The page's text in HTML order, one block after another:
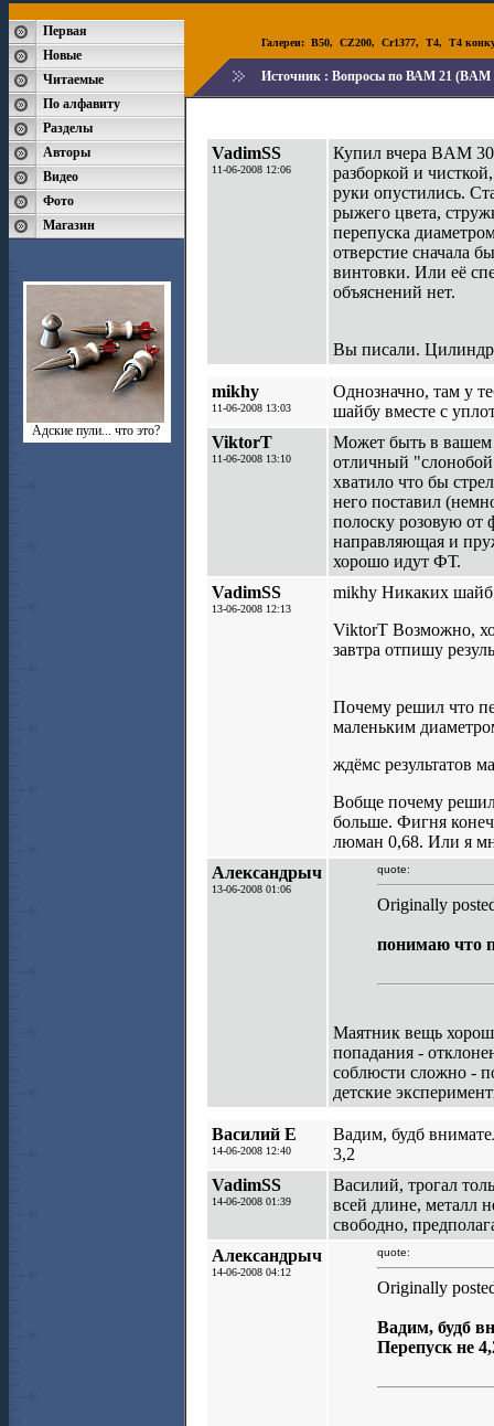
Первая
Новые
Читаемые
По алфавиту
Разделы
Авторы
Видео
Фото
Магазин
Адские пули... что это?
Галереи: B50, CZ200, Cr1377, T4, T4
Источник : Вопросы по ВАМ 21 (BAM
VadimSS
11-06-2008 12:06
Купил вчера BAM
разборкой и
руки опустились.
рыжего цвета,
перепуска
отверстие сначала
винтовки. Или её
объяснений нет.
Вы писали.
mikhy
11-06-2008 13:03
Однозначно, там у
шайбу вместе с
ViktorT
11-06-2008 13:10
Может быть в вашем
отличный
хватило что бы
него поставил
полоску розовую от
направляющая и
хорошо идут ФТ.
VadimSS
13-06-2008 12:13
mikhy Никаких шайб
ViktorT Возможно,
завтра отпишу
Почему решил что
маленьким
ждёмс результатов
Вобще почему
больше. Фигня
люман 0,68. Или я
Александрыч
13-06-2008 01:06
quote:
Originally
понимаю что
Маятник вещь
попадания -
соблюсти сложно -
детские
Василий Е
14-06-2008 12:40
Вадим, будб
3,2
VadimSS
14-06-2008 01:39
Василий, трогал
всей длине, металл
свободно,
Александрыч
14-06-2008 04:12
quote:
Originally
Вадим, будб
Перепуск не